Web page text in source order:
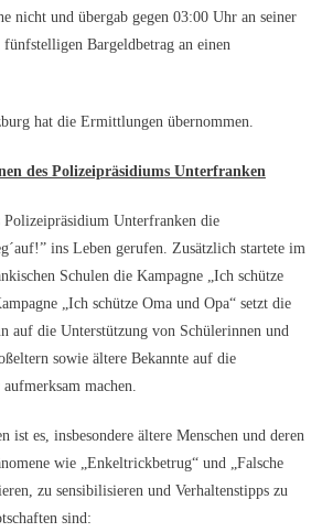
nicht und übergab gegen 03:00 Uhr an seiner
Bargeldbetrag an einen
hat die Ermittlungen übernommen.
des Polizeipräsidiums Unterfranken
Polizeipräsidium Unterfranken die
ins Leben gerufen. Zusätzlich startete im
Schulen die Kampagne „Ich schütze
„Ich schütze Oma und Opa“ setzt die
auf die Unterstützung von Schülerinnen und
sowie ältere Bekannte auf die
machen.
ist es, insbesondere ältere Menschen und deren
wie „Enkeltrickbetrug“ und „Falsche
zu sensibilisieren und Verhaltenstipps zu
sind: